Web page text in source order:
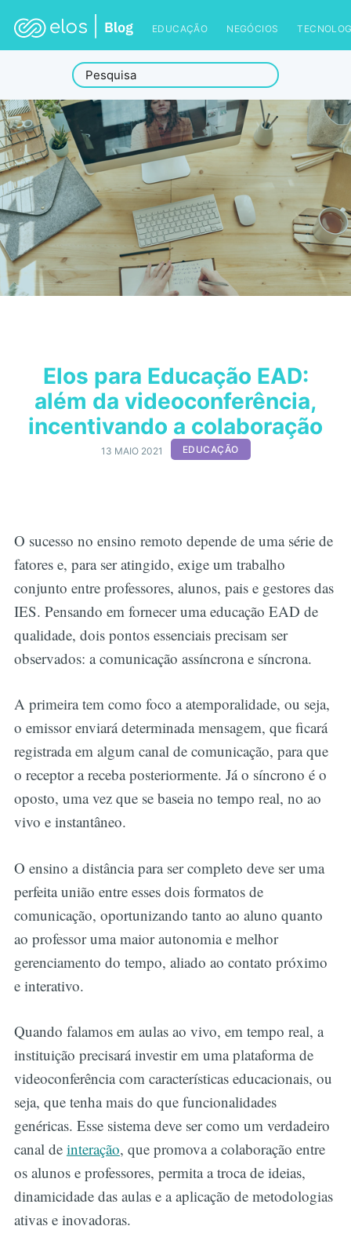
EDUCAÇÃO NEGÓCIOS
Elos para Educação EAD:
além da videoconferência,
incentivando a colaboração
13 MAIO 2021 EDUCAÇÃO
O sucesso no ensino remoto depende de uma série de
fatores e, para ser atingido, exige um trabalho
conjunto entre professores, alunos, pais e gestores das
IES. Pensando em fornecer uma educação EAD de
qualidade, dois pontos essenciais precisam ser
observados: a comunicação assíncrona e síncrona.
A primeira tem como foco a atemporalidade, ou seja,
o emissor enviará determinada mensagem, que ficará
registrada em algum canal de comunicação, para que
o receptor a receba posteriormente. Já o síncrono é o
oposto, uma vez que se baseia no tempo real, no ao
vivo e instantâneo.
O ensino a distância para ser completo deve ser uma
perfeita união entre esses dois formatos de
comunicação, oportunizando tanto ao aluno quanto
ao professor uma maior autonomia e melhor
gerenciamento do tempo, aliado ao contato próximo
e interativo.
Quando falamos em aulas ao vivo, em tempo real, a
instituição precisará investir em uma plataforma de
videoconferência com características educacionais, ou
seja, que tenha mais do que funcionalidades
genéricas. Esse sistema deve ser como um verdadeiro
canal de interação, que promova a colaboração entre
os alunos e professores, permita a troca de ideias,
dinamicidade das aulas e a aplicação de metodologias
ativas e inovadoras.